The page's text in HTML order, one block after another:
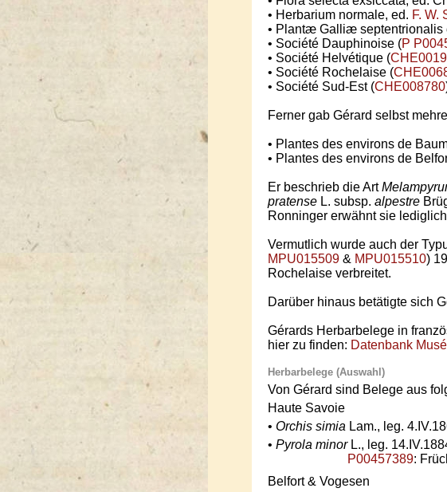
• Herbarium normale, ed. F. W.
• Plantæ Galliæ septentrionalis
• Société Dauphinoise (P
• Société Helvétique (
• Société Rochelaise (
• Société Sud-Est (CHE008780
Ferner gab Gérard selbst
• Plantes des environs de
• Plantes des environs de
Er beschrieb die Art
pratense L. subsp. alpestre
Ronninger erwähnt sie
Vermutlich wurde auch der
MPU015509 & MPU015510)
Rochelaise verbreitet.
Darüber hinaus betätigte sich
Gérards Herbarbelege in
hier zu finden: Datenbank
Herbarbelege (Auswahl)
Von Gérard sind Belege aus
Haute Savoie
• Orchis simia Lam., leg.
• Pyrola minorL., leg.
P00457389:
Belfort & Vogesen